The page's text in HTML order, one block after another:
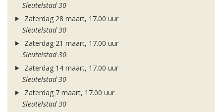
Sleutelstad 30
Zaterdag 28 maart, 17.00 uur
Sleutelstad 30
Zaterdag 21 maart, 17.00 uur
Sleutelstad 30
Zaterdag 14 maart, 17.00 uur
Sleutelstad 30
Zaterdag 7 maart, 17.00 uur
Sleutelstad 30